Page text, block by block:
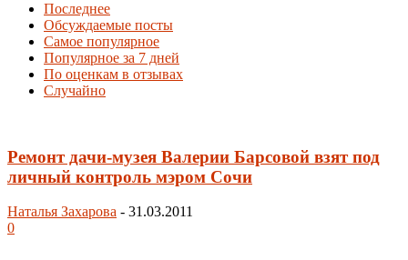
Последнее
Обсуждаемые посты
Самое популярное
Популярное за 7 дней
По оценкам в отзывах
Случайно
Ремонт дачи-музея Валерии Барсовой взят под
личный контроль мэром Сочи
Наталья Захарова - 31.03.2011
0